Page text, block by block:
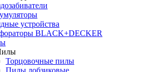
устройства
BLACK+DECKER
Торцовочные пилы
Пилы лобзиковые